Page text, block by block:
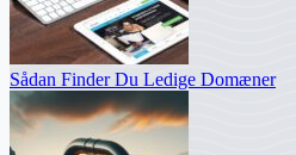
Sådan Finder Du Ledige Domæner